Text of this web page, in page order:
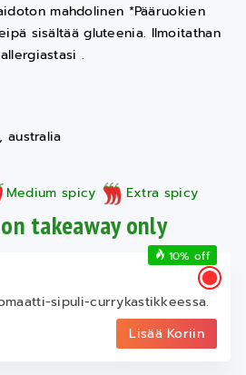
mahdolinen *Pääruokien
sisältää gluteenia. Ilmoitathan
allergiastasi .
australia
Medium spicy Extra spicy
takeaway only
sipuli-currykastikkeessa.
Lisää Koriin
10% off